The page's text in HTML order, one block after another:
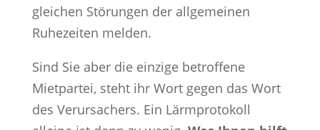
gleichen Störungen der allgemeinen
Ruhezeiten melden.
Sind Sie aber die einzige betroffene
Mietpartei, steht ihr Wort gegen das Wort
des Verursachers. Ein Lärmprotokoll